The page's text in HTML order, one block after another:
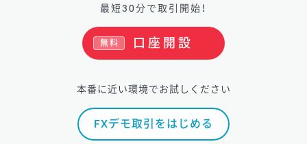
最短30分で取引開始！
口座開設
無料
本番に近い環境でお試しください
FXデモ取引をはじめる